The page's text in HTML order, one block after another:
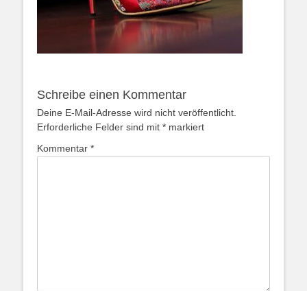
Schreibe einen Kommentar
Deine E-Mail-Adresse wird nicht veröffentlicht.
Erforderliche Felder sind mit * markiert
Kommentar *